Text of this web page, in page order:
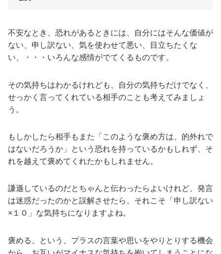
不安なとき、恐れがあるときには、自分にはそんな価値が
ない、申し訳ない、気を使わせて悪い、目立ちたくな
い、・・・いろんな感情がでてくるものです。
その気持ちはわかるけれども、自分の気持ちだけでなく、
せっかく言ってくれている相手のことも考えてみましょ
う。
もしかしたら相手もまた「このような褒め方は、的外れで
はないだろうか」という恐れを持っているかもしれず、そ
れを越えて褒めてくれたかもしれません。
謙遜しているのだとちゃんと伝わったらよいけれど、発言
は迷惑だったのかと誤解させたら、それこそ「申し訳ない
×１０」な気持ちになりますよね。
褒める、という、プラスの言葉や思いをやりとりする機会